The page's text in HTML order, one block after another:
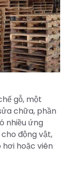
gỗ, một
chữa, phần
nhiều ứng
động vật,
hơi hoặc viên